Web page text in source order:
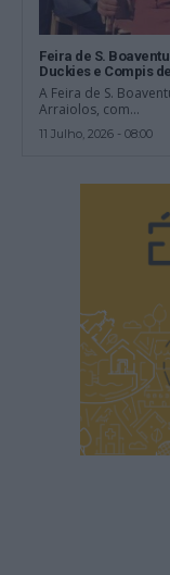
Feira de S.
Duckies e Compis
A Feira de S.
Arraiolos, com...
11 Julho, 2026 - 08:00